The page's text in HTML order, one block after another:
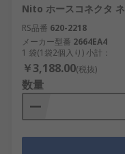
Nito ホースコネクタ
RS品番 620-2218
メーカー型番 2664EA4
1 袋(1袋2個入り) 小計：
￥3,188.00(税抜)
数量